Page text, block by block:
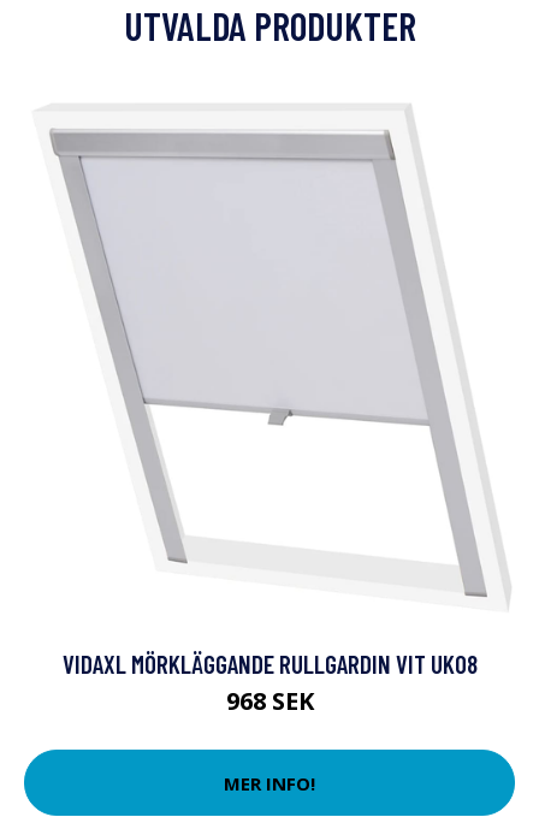
UTVALDA PRODUKTER
VIDAXL MÖRKLÄGGANDE RULLGARDIN VIT UK08
968 SEK
MER INFO!